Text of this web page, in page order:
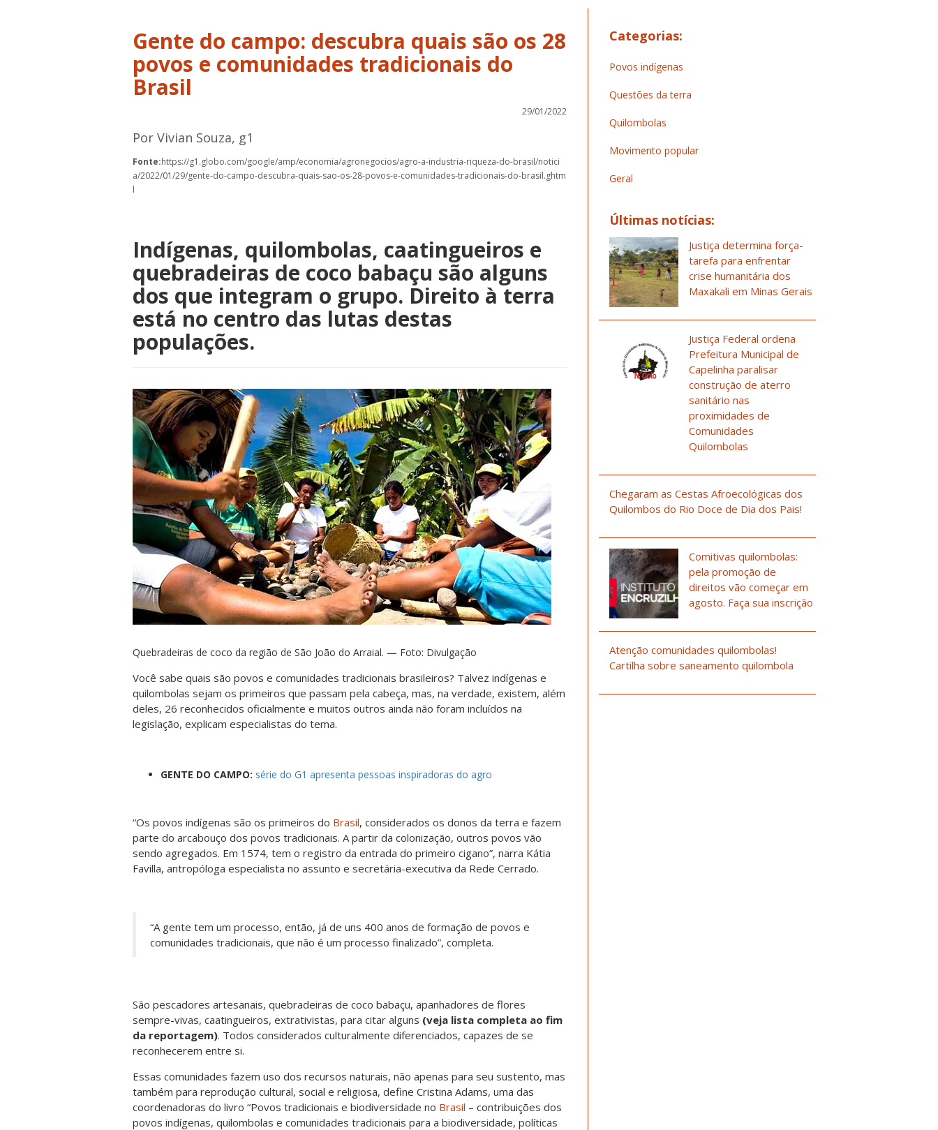
Gente do campo: descubra quais são os 28
povos e comunidades tradicionais do
Brasil
29/01/2022
Por Vivian Souza, g1
Fonte:https://g1.globo.com/google/amp/economia/agronegocios/agro-a-industria-riqueza-do-brasil/notici
a/2022/01/29/gente-do-campo-descubra-quais-sao-os-28-povos-e-comunidades-tradicionais-do-brasil.ghtm
l
Indígenas, quilombolas, caatingueiros e
quebradeiras de coco babaçu são alguns
dos que integram o grupo. Direito à terra
está no centro das lutas destas
populações.
Quebradeiras de coco da região de São João do Arraial. — Foto: Divulgação
Você sabe quais são povos e comunidades tradicionais brasileiros? Talvez indígenas e
quilombolas sejam os primeiros que passam pela cabeça, mas, na verdade, existem, além
deles, 26 reconhecidos oficialmente e muitos outros ainda não foram incluídos na
legislação, explicam especialistas do tema.
GENTE DO CAMPO: série do G1 apresenta pessoas inspiradoras do agro
“Os povos indígenas são os primeiros do Brasil, considerados os donos da terra e fazem
parte do arcabouço dos povos tradicionais. A partir da colonização, outros povos vão
sendo agregados. Em 1574, tem o registro da entrada do primeiro cigano”, narra Kátia
Favilla, antropóloga especialista no assunto e secretária-executiva da Rede Cerrado.
“A gente tem um processo, então, já de uns 400 anos de formação de povos e
comunidades tradicionais, que não é um processo finalizado”, completa.
São pescadores artesanais, quebradeiras de coco babaçu, apanhadores de flores
sempre-vivas, caatingueiros, extrativistas, para citar alguns (veja lista completa ao fim
da reportagem). Todos considerados culturalmente diferenciados, capazes de se
reconhecerem entre si.
Essas comunidades fazem uso dos recursos naturais, não apenas para seu sustento, mas
também para reprodução cultural, social e religiosa, define Cristina Adams, uma das
coordenadoras do livro “Povos tradicionais e biodiversidade no Brasil – contribuições dos
povos indígenas, quilombolas e comunidades tradicionais para a biodiversidade, políticas
Categorias:
Povos indígenas
Questões da terra
Quilombolas
Movimento popular
Geral
Últimas notícias:
Justiça determina força-
tarefa para enfrentar
crise humanitária dos
Maxakali em Minas Gerais
Justiça Federal ordena
Prefeitura Municipal de
Capelinha paralisar
construção de aterro
sanitário nas
proximidades de
Comunidades
Quilombolas
Chegaram as Cestas Afroecológicas dos
Quilombos do Rio Doce de Dia dos Pais!
Comitivas quilombolas:
pela promoção de
direitos vão começar em
agosto. Faça sua inscrição
Atenção comunidades quilombolas!
Cartilha sobre saneamento quilombola